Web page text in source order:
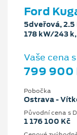
Ford
5dveřová,
178 kW/243
Vaše cena
799 900
Pobočka
Ostrava -
Původní cena s
1 176 100 Kč